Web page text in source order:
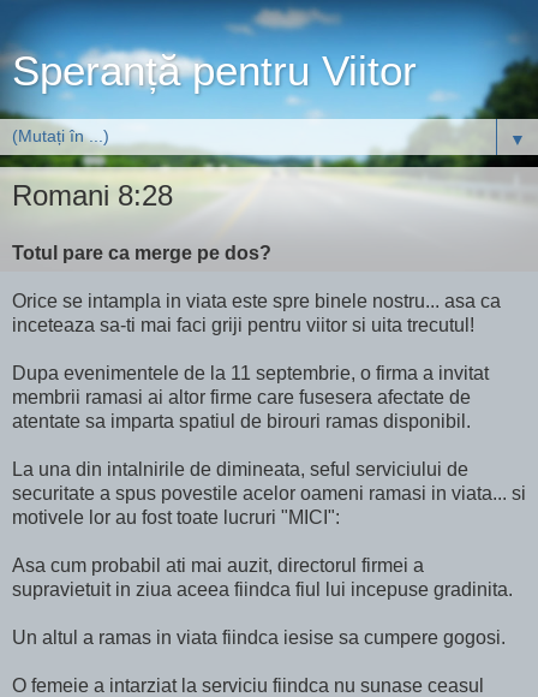
Speranță pentru Viitor
▼
Romani 8:28
Totul pare ca merge pe dos?
Orice se intampla in viata este spre binele nostru... asa ca
inceteaza sa-ti mai faci griji pentru viitor si uita trecutul!
Dupa evenimentele de la 11 septembrie, o firma a invitat
membrii ramasi ai altor firme care fusesera afectate de
atentate sa imparta spatiul de birouri ramas disponibil.
La una din intalnirile de dimineata, seful serviciului de
securitate a spus povestile acelor oameni ramasi in viata... si
motivele lor au fost toate lucruri "MICI":
Asa cum probabil ati mai auzit, directorul firmei a
supravietuit in ziua aceea fiindca fiul lui incepuse gradinita.
Un altul a ramas in viata fiindca iesise sa cumpere gogosi.
O femeie a intarziat la serviciu fiindca nu sunase ceasul